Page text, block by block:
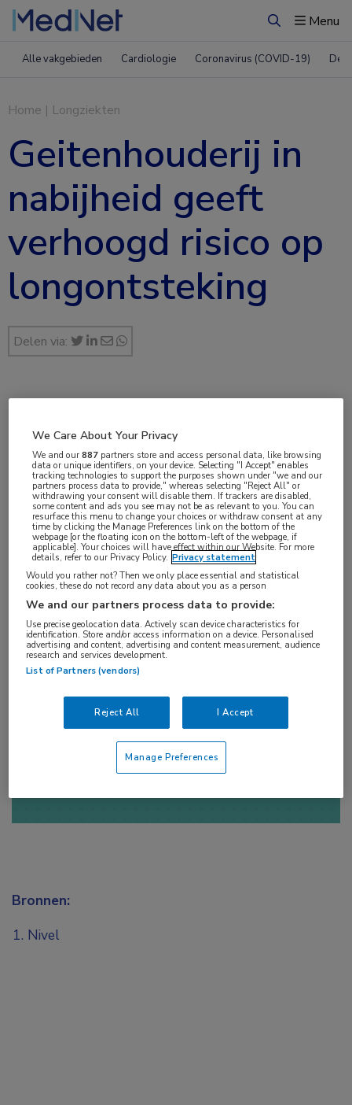
ZoekenMenu
Alle vakgebieden Cardiologie Coronavirus (COVID-19)
Home | Longziekten
Geitenhouderij in
nabijheid geeft
verhoogd risico op
longontsteking
Delen via:
Log hier in om volledige
toegang te krijgen.
Login ofAccount maken
Bronnen:
Nivel
Vakgebieden:
Longziekten
Aandachtsgebieden:
Pneumonie
We Care About Your Privacy
We and our887 partners store and access personal data, like browsing
data or unique identifiers, on your device. Selecting "I Accept" enables
tracking technologies to support the purposes shown under "we and our
partners process data to provide," whereas selecting "Reject All" or
withdrawing your consent will disable them. If trackers are disabled,
some content and ads you see may not be as relevant to you. You can
resurface this menu to change your choices or withdraw consent at any
time by clicking the Manage Preferences link on the bottom of the
webpage [or the floating icon on the bottom-left of the webpage, if
applicable]. Your choices will have effect within our Website. For more
details, refer to our Privacy Policy. Privacy statement
Would you rather not? Then we only place essential and statistical
cookies, these do not record any data about you as a person
We and our partners process data to provide:
Use precise geolocation data. Actively scan device characteristics for
identification. Store and/or access information on a device. Personalised
advertising and content, advertising and content measurement, audience
research and services development.
List of Partners (vendors)
Reject All I Accept
Manage Preferences